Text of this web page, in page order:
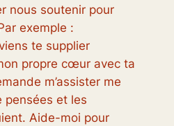
nous soutenir pour
exemple :
te supplier
propre cœur avec ta
m’assister me
pensées et les
Aide-moi pour